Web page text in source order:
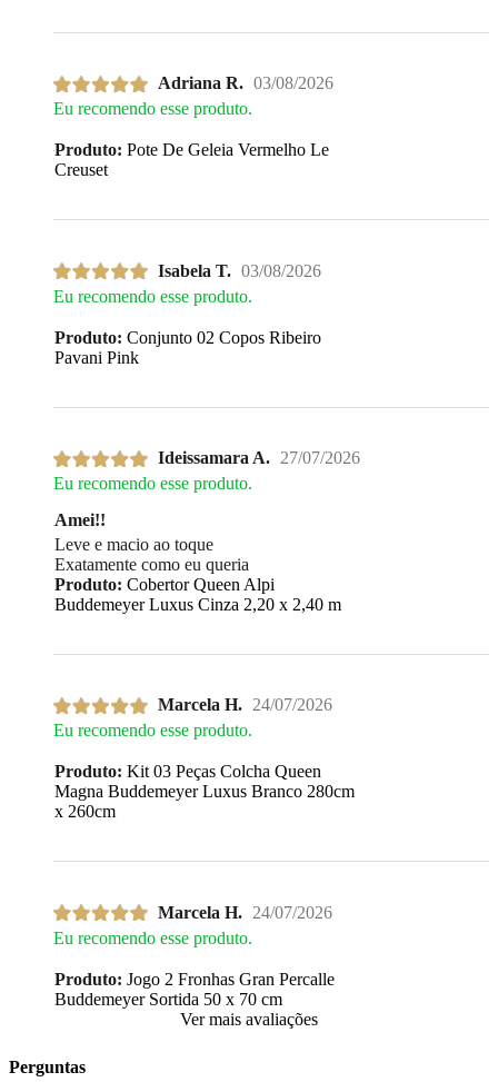
Adriana R. 03/08/2026
Eu recomendo esse produto.
Produto: Pote De Geleia Vermelho Le
Creuset
Isabela T. 03/08/2026
Eu recomendo esse produto.
Produto: Conjunto 02 Copos Ribeiro
Pavani Pink
Ideissamara A. 27/07/2026
Eu recomendo esse produto.
Amei!!
Leve e macio ao toque
Exatamente como eu queria
Produto: Cobertor Queen Alpi
Buddemeyer Luxus Cinza 2,20 x 2,40 m
Marcela H. 24/07/2026
Eu recomendo esse produto.
Produto: Kit 03 Peças Colcha Queen
Magna Buddemeyer Luxus Branco 280cm
x 260cm
Marcela H. 24/07/2026
Eu recomendo esse produto.
Produto: Jogo 2 Fronhas Gran Percalle
Buddemeyer Sortida 50 x 70 cm
Ver mais avaliações
Perguntas